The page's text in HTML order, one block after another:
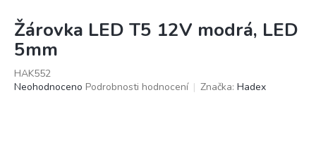
Žárovka LED T5 12V modrá, LED
5mm
HAK552
Průměrné
Neohodnoceno Podrobnosti hodnocení Značka: Hadex